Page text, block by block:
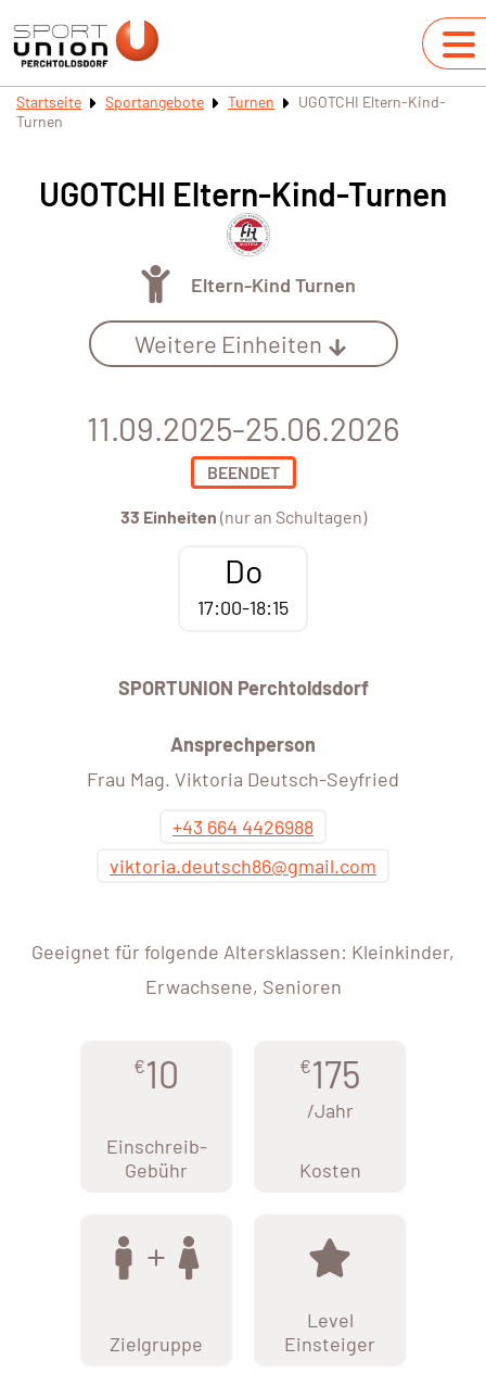
Startseite Sportangebote Turnen
UGOTCHI Eltern-Kind-
Turnen
UGOTCHI Eltern-Kind-Turnen
Eltern-Kind Turnen
Weitere Einheiten
11.09.2025-25.06.2026
BEENDET
33 Einheiten (nur an Schultagen)
Do
17:00-18:15
SPORTUNION Perchtoldsdorf
Ansprechperson
Frau Mag. Viktoria Deutsch-Seyfried
+43 664 4426988
viktoria.deutsch86@gmail.com
Geeignet für folgende Altersklassen: Kleinkinder,
Erwachsene, Senioren
€10
Einschreib-
Gebühr
€175
/Jahr
Kosten
Zielgruppe
Level
Einsteiger